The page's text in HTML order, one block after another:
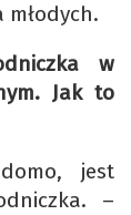
w
Jak to
jest
–